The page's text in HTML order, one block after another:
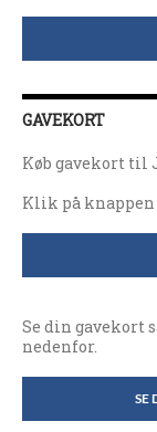
GAVEKORT
Køb gavekort til
Klik på
Se din gavekort
nedenfor.
SE